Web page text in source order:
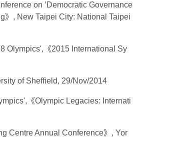
on ’Democratic Governance
》, New Taipei City: National Taipei
Olympics',《2015 International Sy
of Sheffield, 29/Nov/2014
《Olympic Legacies: Internati
Centre Annual Conference》, Yor